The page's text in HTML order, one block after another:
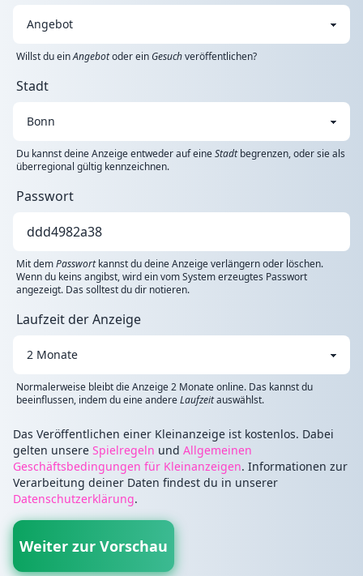
Willst du einAngebotoder einGesuchveröffentlichen?
Stadt
Du kannst deine Anzeige entweder auf eineStadtbegrenzen, oder sie als
überregional gültig kennzeichnen.
Passwort
Mit demPasswortkannst du deine Anzeige verlängern oder löschen.
Wenn du keins angibst, wird ein vom System erzeugtes Passwort
angezeigt. Das solltest du dir notieren.
Laufzeit der Anzeige
Normalerweise bleibt die Anzeige 2 Monate online. Das kannst du
beeinflussen, indem du eine andereLaufzeitauswählst.
Das Veröffentlichen einer Kleinanzeige ist kostenlos. Dabei
gelten unsere Spielregeln und Allgemeinen
Geschäftsbedingungen für Kleinanzeigen. Informationen zur
Verarbeitung deiner Daten findest du in unserer
Datenschutzerklärung.